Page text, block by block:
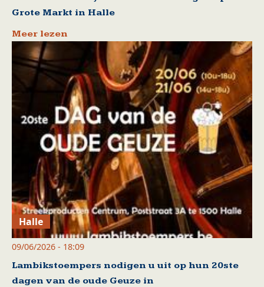
Grote Markt in Halle
Meer lezen
Halle
09/06/2026 - 18:09
Lambikstoempers nodigen u uit op hun 20ste
dagen van de oude Geuze in